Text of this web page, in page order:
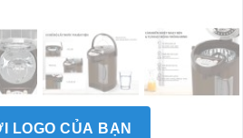
LOGO CỦA BẠN